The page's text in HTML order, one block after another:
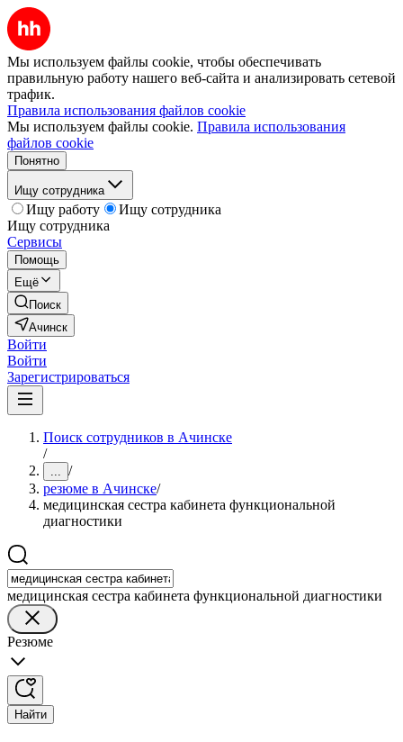
Мы используем файлы cookie, чтобы обеспечивать
правильную работу нашего веб-сайта и анализировать сетевой
трафик.
Правила использования файлов cookie
Мы используем файлы cookie. Правила использования
файлов cookie
Понятно
Ищу сотрудника
Ищу работу
Ищу сотрудника
Ищу сотрудника
Сервисы
Помощь
Ещё
Поиск
Ачинск
Войти
Войти
Зарегистрироваться
Поиск сотрудников в Ачинске
/
... /
резюме в Ачинске/
медицинская сестра кабинета функциональной
диагностики
медицинская сестра кабинета функциональной диагностики
Резюме
Найти